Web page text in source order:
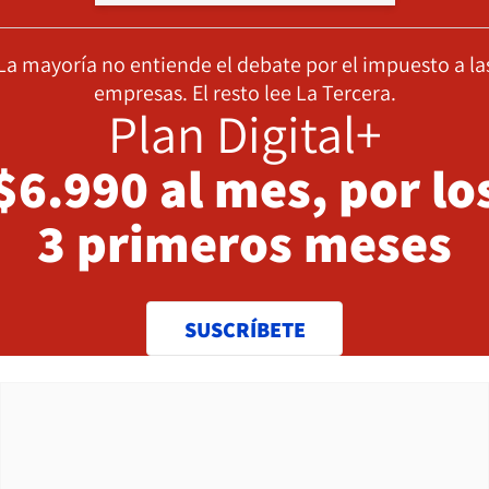
mayoría no entiende el debate por el impuesto a
empresas. El resto lee La Tercera.
Plan Digital+
al mes, por
3 primeros meses
SUSCRÍBETE